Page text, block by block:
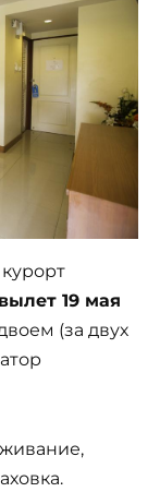
курорт
вылет 19 мая
(за двух